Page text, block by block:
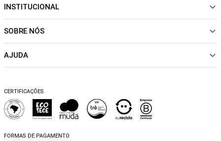
NOVIDADES
CALÇADOS
SALE
INSTITUCIONAL
Sobre Nós
Sustentabilidade
Trocas e Devoluções
Perguntas Frequentes
Blog
SOBRE NÓS
Política de pagamento
AJUDA
Dicas de cuidados
Falar no WhatsApp
CERTIFICAÇÕES
FORMAS DE PAGAMENTO